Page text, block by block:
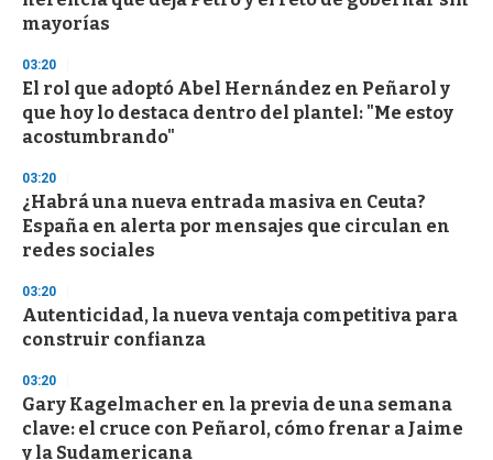
mayorías
03:20
El rol que adoptó Abel Hernández en Peñarol y
que hoy lo destaca dentro del plantel: "Me estoy
acostumbrando"
03:20
¿Habrá una nueva entrada masiva en Ceuta?
España en alerta por mensajes que circulan en
redes sociales
03:20
Autenticidad, la nueva ventaja competitiva para
construir confianza
03:20
Gary Kagelmacher en la previa de una semana
clave: el cruce con Peñarol, cómo frenar a Jaime
y la Sudamericana